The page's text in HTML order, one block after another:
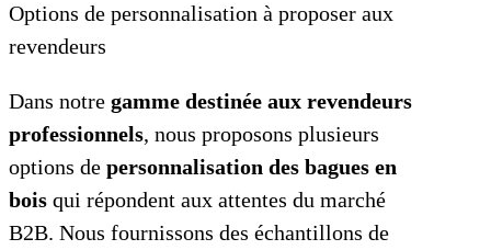
Options de personnalisation à proposer aux
revendeurs
Dans notre gamme destinée aux revendeurs
professionnels, nous proposons plusieurs
options de personnalisation des bagues en
bois qui répondent aux attentes du marché
B2B. Nous fournissons des échantillons de